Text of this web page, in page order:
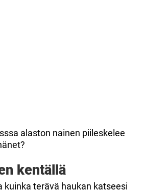
alaston nainen piileskelee
kentällä
terävä haukan katseesi